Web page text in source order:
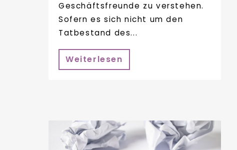
Geschäftsfreunde zu verstehen.
Sofern es sich nicht um den
Tatbestand des...
Weiterlesen